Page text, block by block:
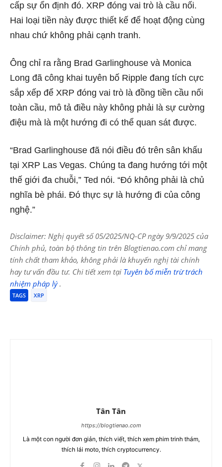
cấp sự ổn định đó. XRP đóng vai trò là cầu nối.
Hai loại tiền này được thiết kế để hoạt động cùng
nhau chứ không phải cạnh tranh.
Ông chỉ ra rằng Brad Garlinghouse và Monica
Long đã công khai tuyên bố Ripple đang tích cực
sắp xếp để XRP đóng vai trò là đồng tiền cầu nối
toàn cầu, mô tả điều này không phải là sự cường
điệu mà là một hướng đi có thể quan sát được.
“Brad Garlinghouse đã nói điều đó trên sân khấu
tại XRP Las Vegas. Chúng ta đang hướng tới một
thế giới đa chuỗi,” Ted nói. “Đó không phải là chủ
nghĩa bè phái. Đó thực sự là hướng đi của công
nghệ.”
Disclaimer: Nghị quyết số 05/2025/NQ-CP ngày 9/9/2025 của
Chính phủ, toàn bộ thông tin trên Blogtienao.com chỉ mang
tính chất tham khảo, không phải là khuyến nghị tài chính
hay tư vấn đầu tư. Chi tiết xem tại Tuyên bố miễn trừ trách
nhiệm pháp lý.
TAGS XRP
Tân Tân
https://blogtienao.com
Là một con người đơn giản, thích viết, thích xem phim trinh thám,
thích lái moto, thích cryptocurrency.